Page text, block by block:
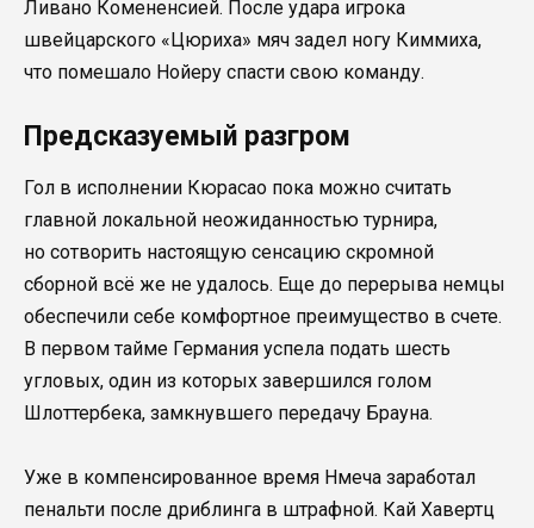
Ливано Комененсией. После удара игрока
швейцарского «Цюриха» мяч задел ногу Киммиха,
что помешало Нойеру спасти свою команду.
Предсказуемый разгром
Гол в исполнении Кюрасао пока можно считать
главной локальной неожиданностью турнира,
но сотворить настоящую сенсацию скромной
сборной всё же не удалось. Еще до перерыва немцы
обеспечили себе комфортное преимущество в счете.
В первом тайме Германия успела подать шесть
угловых, один из которых завершился голом
Шлоттербека, замкнувшего передачу Брауна.
Уже в компенсированное время Нмеча заработал
пенальти после дриблинга в штрафной. Кай Хавертц